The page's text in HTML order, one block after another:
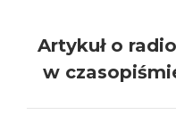
Artykuł o
w